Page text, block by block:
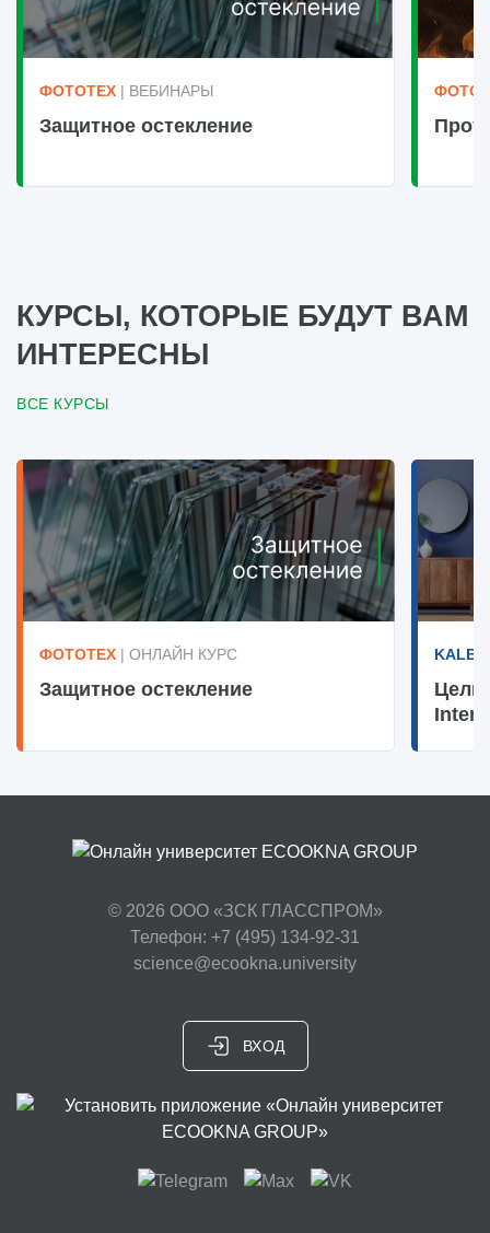
ФОТОТЕХ | ВЕБИНАРЫ
Защитное остекление
КУРСЫ, КОТОРЫЕ БУДУТ ВАМ
ИНТЕРЕСНЫ
ВСЕ КУРСЫ
ФОТОТЕХ | ОНЛАЙН КУРС
Защитное остекление
© 2026 ООО «ЗСК ГЛАССПРОМ»
Телефон: +7 (495) 134-92-31
science@ecookna.university
ВХОД